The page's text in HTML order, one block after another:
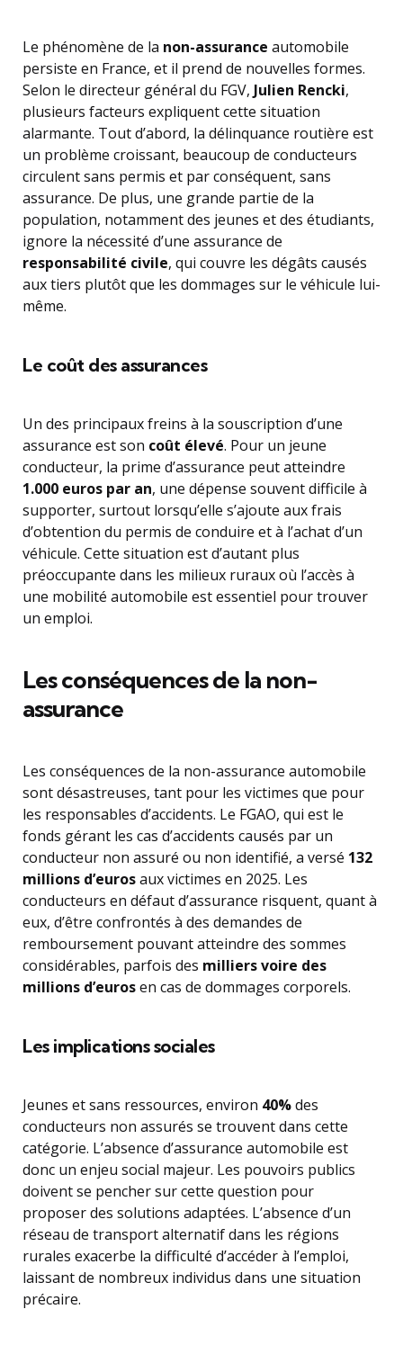
Le phénomène de la non-assurance automobile
persiste en France, et il prend de nouvelles formes.
Selon le directeur général du FGV, Julien Rencki,
plusieurs facteurs expliquent cette situation
alarmante. Tout d’abord, la délinquance routière est
un problème croissant, beaucoup de conducteurs
circulent sans permis et par conséquent, sans
assurance. De plus, une grande partie de la
population, notamment des jeunes et des étudiants,
ignore la nécessité d’une assurance de
responsabilité civile, qui couvre les dégâts causés
aux tiers plutôt que les dommages sur le véhicule lui-
même.
Le coût des assurances
Un des principaux freins à la souscription d’une
assurance est son coût élevé. Pour un jeune
conducteur, la prime d’assurance peut atteindre
1.000 euros par an, une dépense souvent difficile à
supporter, surtout lorsqu’elle s’ajoute aux frais
d’obtention du permis de conduire et à l’achat d’un
véhicule. Cette situation est d’autant plus
préoccupante dans les milieux ruraux où l’accès à
une mobilité automobile est essentiel pour trouver
un emploi.
Les conséquences de la non-
assurance
Les conséquences de la non-assurance automobile
sont désastreuses, tant pour les victimes que pour
les responsables d’accidents. Le FGAO, qui est le
fonds gérant les cas d’accidents causés par un
conducteur non assuré ou non identifié, a versé 132
millions d’eurosaux victimes en 2025. Les
conducteurs en défaut d’assurance risquent, quant à
eux, d’être confrontés à des demandes de
remboursement pouvant atteindre des sommes
considérables, parfois des milliers voire des
millions d’eurosen cas de dommages corporels.
Les implications sociales
Jeunes et sans ressources, environ 40%des
conducteurs non assurés se trouvent dans cette
catégorie. L’absence d’assurance automobile est
donc un enjeu social majeur. Les pouvoirs publics
doivent se pencher sur cette question pour
proposer des solutions adaptées. L’absence d’un
réseau de transport alternatif dans les régions
rurales exacerbe la difficulté d’accéder à l’emploi,
laissant de nombreux individus dans une situation
précaire.